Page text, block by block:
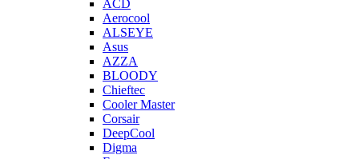
ACD
Aerocool
ALSEYE
Asus
AZZA
BLOODY
Chieftec
Cooler Master
Corsair
DeepCool
Digma